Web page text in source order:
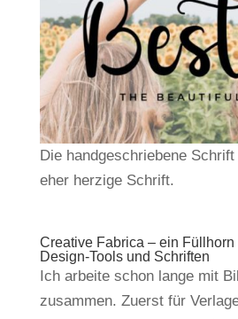
Die handgeschriebene Schrift
eher herzige Schrift.
Creative Fabrica – ein
Design-Tools und Schriften
Ich arbeite schon lange mit
zusammen. Zuerst für